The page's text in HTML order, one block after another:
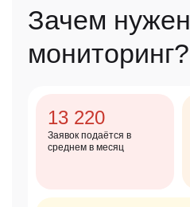
Зачем нужен
мониторинг?
13 220
Заявок подаётся в
среднем в месяц